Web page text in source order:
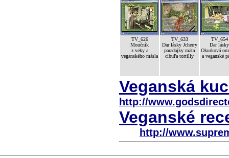
TV_626
Moučník
z veky a
veganského másla
TV_633
Dar lásky Jcherry
paradajky mäta
cibuľa tortilly
TV_654
Dar lásky
Okurková
a veganské
Veganská
http://
Veganské
http://